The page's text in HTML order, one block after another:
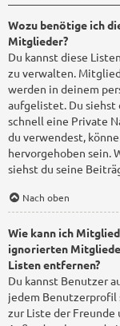
Wozu benötige ich
Mitglieder?
Du kannst diese
zu verwalten.
werden in deinem
aufgelistet. Du siehst
schnell eine Private
du verwendest,
hervorgehoben sein.
siehst du seine
Nach oben
Wie kann ich
ignorierten
Listen entfernen?
Du kannst Benutzer
jedem Benutzerprofil
zur Liste der Freunde